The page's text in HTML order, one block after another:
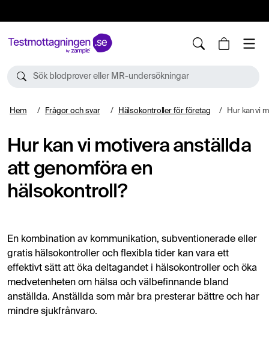
Sök blodprover eller MR-undersökningar
Hem Frågor och svar Hälsokontroller för företag Hur kan vi
Hur kan vi motivera anställda
att genomföra en
hälsokontroll?
En kombination av kommunikation, subventionerade eller
gratis hälsokontroller och flexibla tider kan vara ett
effektivt sätt att öka deltagandet i hälsokontroller och öka
medvetenheten om hälsa och välbefinnande bland
anställda. Anställda som mår bra presterar bättre och har
mindre sjukfrånvaro.